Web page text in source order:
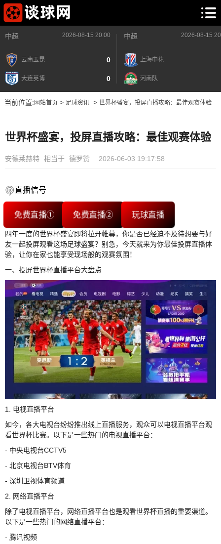
中超 2026-08-15 20:00
云南玉昆 0
大连英博 0
中超 2026-08-15
上海申花
河南队
当前位置: 网站首页> 足球资讯> 世界杯盛宴，投屏直播攻略：最佳观赛体验
世界杯盛宴，投屏直播攻略：最佳观赛体验
安德莱赫特 相当于 德罗赞 2026-06-03 19:17:58
直播信号
免费直播① 免费直播② 玩球直播
四年一度的世界杯盛宴即将拉开帷幕，你是否已经迫不及待想要与好
友一起投屏观看这场足球盛宴？别急，今天就来为你最佳投屏直播体
验，让你在家也能享受现场般的观赛氛围！
一、投屏世界杯直播平台大盘点
1. 电视直播平台
如今，各大电视台纷纷推出线上直播服务，观众可以电视直播平台观
看世界杯比赛。以下是一些热门的电视直播平台：
- 中央电视台CCTV5
- 北京电视台BTV体育
- 深圳卫视体育频道
2. 网络直播平台
除了电视直播平台，网络直播平台也是观看世界杯直播的重要渠道。
以下是一些热门的网络直播平台：
- 腾讯视频